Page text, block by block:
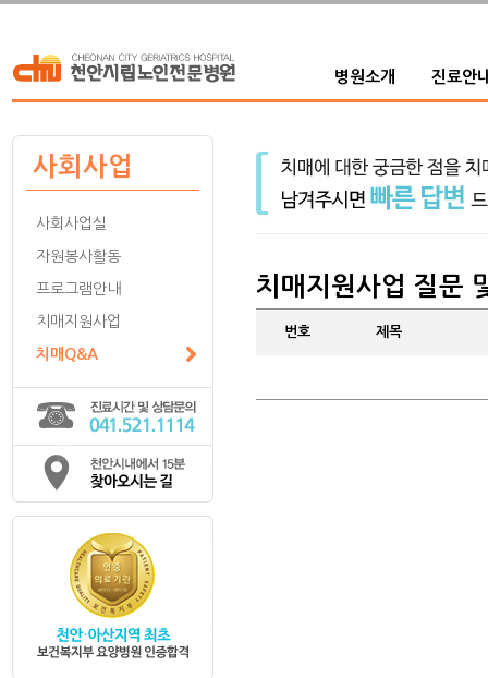
병원소개 진료안
사회사업
사회사업실
자원봉사활동
프로그램안내
치매지원사업
치매Q&A
치매지원사업 질문
번호 제목